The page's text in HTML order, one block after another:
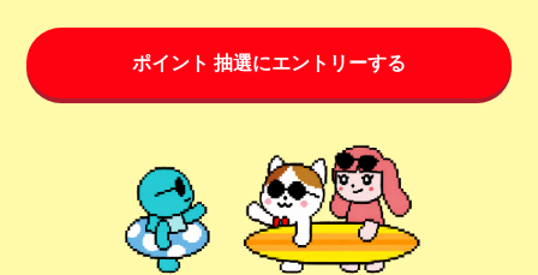
ポイント 抽選にエントリーする